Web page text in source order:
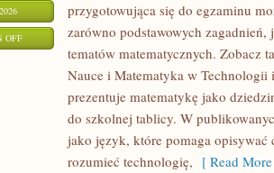
OFFON
MATEMATYKA
CODZIENNYM
przygotowująca się do egzaminu
zarówno podstawowych zagadnień,
tematów matematycznych. Zobacz
Nauce i Matematyka w Technologii
prezentuje matematykę jako
do szkolnej tablicy. W
jako język, które pomaga opisywać
rozumieć technologię, [ Read